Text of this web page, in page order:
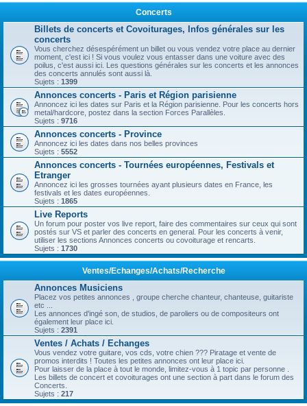
Concerts
Billets de concerts et Covoiturages, Infos générales sur les
concerts
Vous cherchez désespérément un billet ou vous vendez votre place au dernier
moment, c'est ici ! Si vous voulez vous entasser dans une voiture avec des
poilus, c'est aussi ici. Les questions générales sur les concerts et les annonces
des concerts annulés sont aussi là.
Sujets : 1399
Annonces concerts - Paris et Région parisienne
Annoncez ici les dates sur Paris et la Région parisienne. Pour les concerts hors
metal/hardcore, postez dans la section Forces Parallèles.
Sujets : 9716
Annonces concerts - Province
Annoncez ici les dates dans nos belles provinces
Sujets : 5552
Annonces concerts - Tournées européennes, Festivals et
Etranger
Annoncez ici les grosses tournées ayant plusieurs dates en France, les
festivals et les dates européennes.
Sujets : 1865
Live Reports
Un forum pour poster vos live report, faire des commentaires sur ceux qui sont
postés sur VS et parler des concerts en general. Pour les concerts à venir,
utiliser les sections Annonces concerts ou covoiturage et rencarts.
Sujets : 1730
Ventes/Echanges/Achats/Recherche
Annonces Musiciens
Placez vos petites annonces , groupe cherche chanteur, chanteuse, guitariste
etc ...
Les annonces d'ingé son, de studios, de paroliers ou de compositeurs ont
également leur place ici.
Sujets : 2391
Ventes / Achats / Echanges
Vous vendez votre guitare, vos cds, votre chien ??? Piratage et vente de
promos interdits ! Toutes les petites annonces ont leur place ici.
Pour laisser de la place à tout le monde, limitez-vous à 1 topic par personne .
Les billets de concert et covoiturages ont une section à part dans le forum des
Concerts.
Sujets : 217